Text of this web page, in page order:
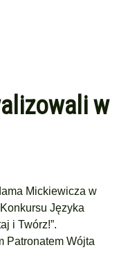
w
Mickiewicza w
Języka
i Twórz!”.
Patronatem Wójta